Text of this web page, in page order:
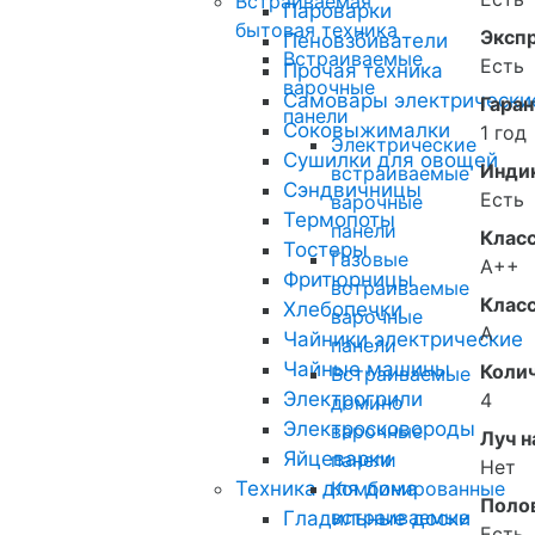
Пароварки
Пеновзбиватели
Прочая техника
Самовары
Соковыжималки
Сушилки для овощей
Сэндвичницы
Термопоты
Тостеры
Фритюрницы
Хлебопечки
Чайники электрические
Чайные машины
Электрогрили
Электросковороды
Яйцеварки
Техника для дома
Гладильные доски
бытовая техника
Встраиваемые
варочные
панели
Электрические
встраиваемые
варочные
панели
Газовые
встраиваемые
варочные
панели
Встраиваемые
домино
варочные
панели
Комбинированные
встраиваемые
Есть
1 год
Есть
A++
A
4
Луч
Нет